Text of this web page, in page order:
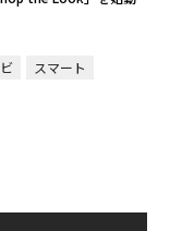
スマート